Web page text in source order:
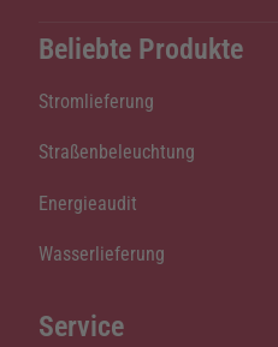
Beliebte Produkte
Stromlieferung
Straßenbeleuchtung
Energieaudit
Wasserlieferung
Service